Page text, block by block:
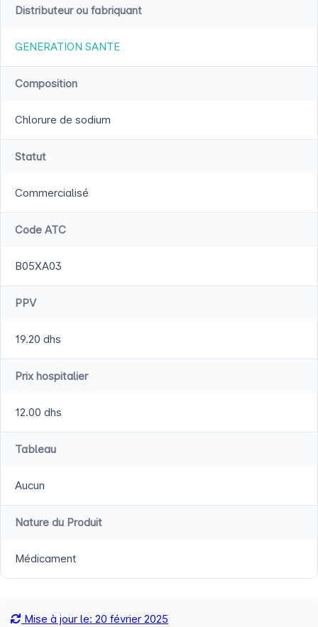
Distributeur ou fabriquant
GENERATION SANTE
Composition
Chlorure de sodium
Statut
Commercialisé
Code ATC
B05XA03
PPV
19.20 dhs
Prix hospitalier
12.00 dhs
Tableau
Aucun
Nature du Produit
Médicament
Mise à jour le: 20 février 2025